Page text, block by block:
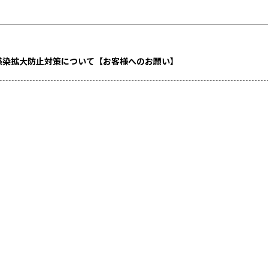
拡大防止対策について【お客様へのお願い】